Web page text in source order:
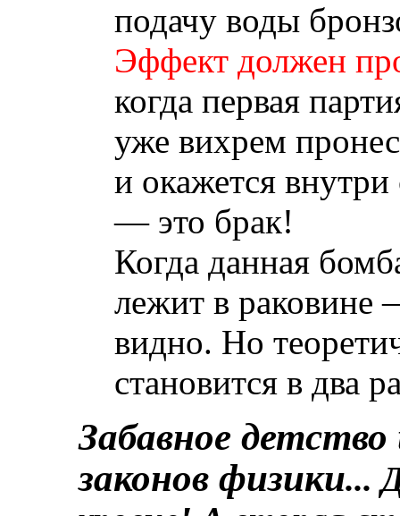
подачу воды
Эффект должен
когда первая
уже вихрем
и окажется
— это брак!
Когда данная
лежит в раковине
видно. Но
становится в два
Забавное
законов физики...